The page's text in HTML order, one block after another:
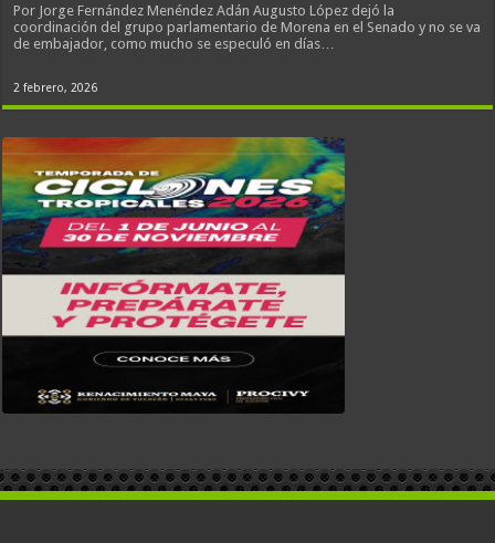
Por Jorge Fernández Menéndez Adán Augusto López dejó la
coordinación del grupo parlamentario de Morena en el Senado y no se va
de embajador, como mucho se especuló en días…
2 febrero, 2026